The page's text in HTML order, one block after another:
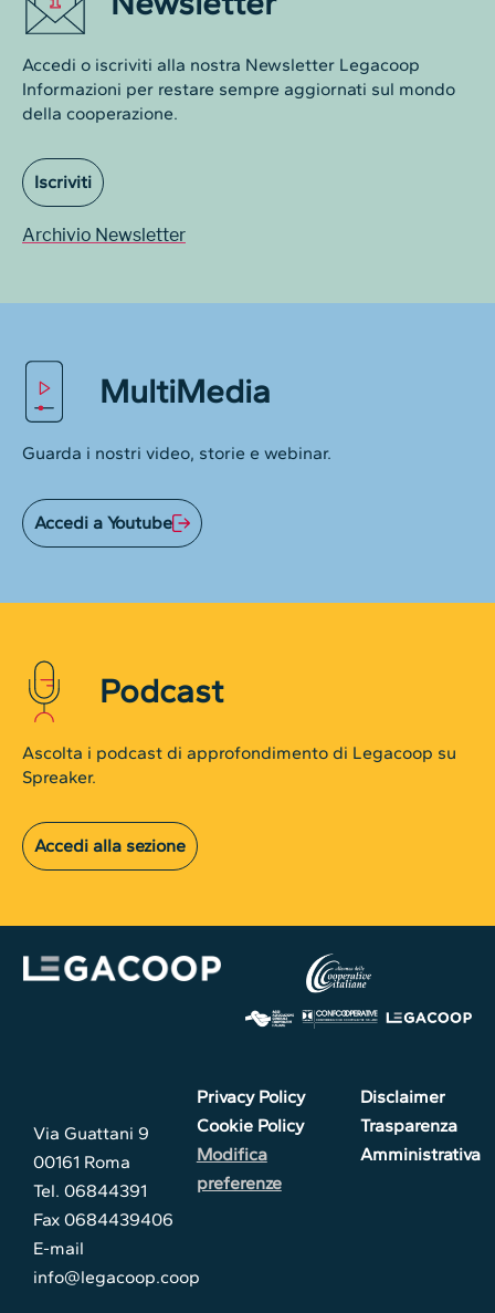
Accedi o iscriviti alla nostra Newsletter Legacoop
Informazioni per restare sempre aggiornati sul mondo
della cooperazione.
Iscriviti
Archivio Newsletter
MultiMedia
Guarda i nostri video, storie e webinar.
Accedi a Youtube
Podcast
Ascolta i podcast di approfondimento di Legacoop su
Spreaker.
Accedi alla sezione
Via Guattani 9
00161 Roma
Tel. 06844391
Fax 0684439406
E-mail
info@legacoop.coop
Privacy Policy
Cookie Policy
Modifica
preferenze
Disclaimer
Trasparenza
Amministrativa